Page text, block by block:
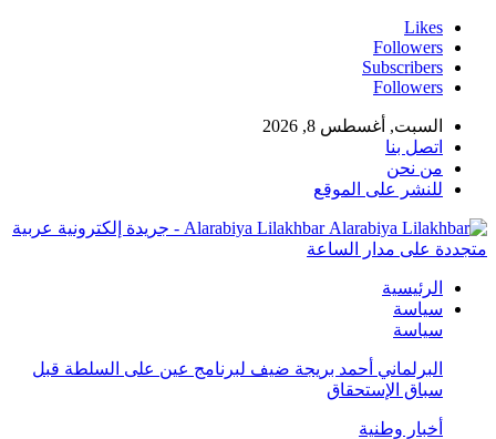
Likes
Followers
Subscribers
Followers
السبت, أغسطس 8, 2026
اتصل بنا
من نحن
للنشر على الموقع
Alarabiya Lilakhbar - جريدة إلكترونية عربية
متجددة على مدار الساعة
الرئيسية
سياسة
سياسة
البرلماني أحمد بريجة ضيف لبرنامج عين على السلطة قبل
سباق الإستحقاق
أخبار وطنية